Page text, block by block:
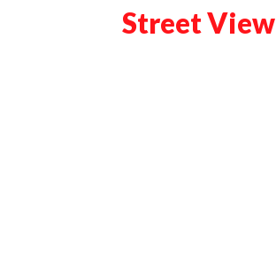
Street View